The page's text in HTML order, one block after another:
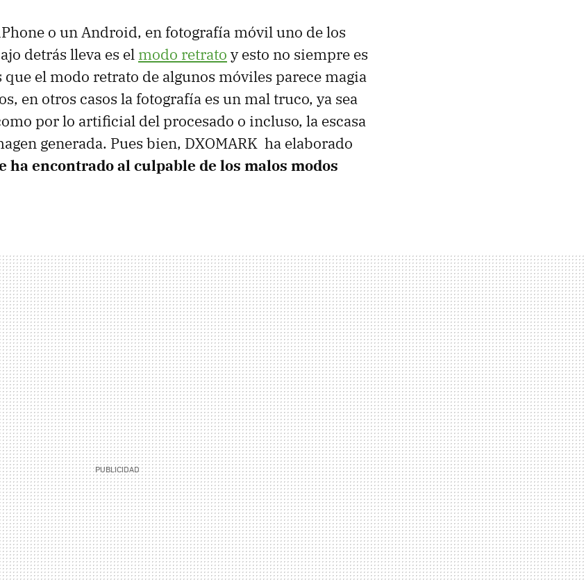
o un Android, en fotografía móvil uno de los
detrás lleva es el modo retrato y esto no siempre es
el modo retrato de algunos móviles parece magia
en otros casos la fotografía es un mal truco, ya sea
por lo artificial del procesado o incluso, la escasa
generada. Pues bien, DXOMARK ha elaborado
ha encontrado al culpable de los malos modos